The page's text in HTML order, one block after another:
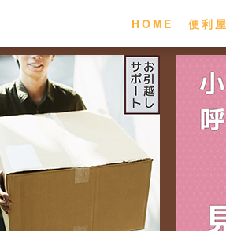
HOME 便利